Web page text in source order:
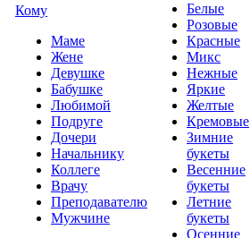
Кому
Маме
Жене
Девушке
Бабушке
Любимой
Подруге
Дочери
Начальнику
Коллеге
Врачу
Преподавателю
Мужчине
Белые
Розовые
Красные
Микс
Нежные
Яркие
Желтые
Кремовые
Зимние
букеты
Весенние
букеты
Летние
букеты
Осенние